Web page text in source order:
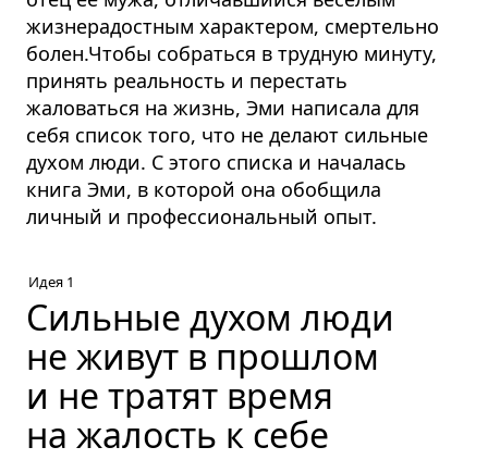
жизнерадостным характером, смертельно
болен.Чтобы собраться в трудную минуту,
принять реальность и перестать
жаловаться на жизнь, Эми написала для
себя список того, что не делают сильные
духом люди. С этого списка и началась
книга Эми, в которой она обобщила
личный и профессиональный опыт.
Идея 1
Сильные духом люди
не живут в прошлом
и не тратят время
на жалость к себе